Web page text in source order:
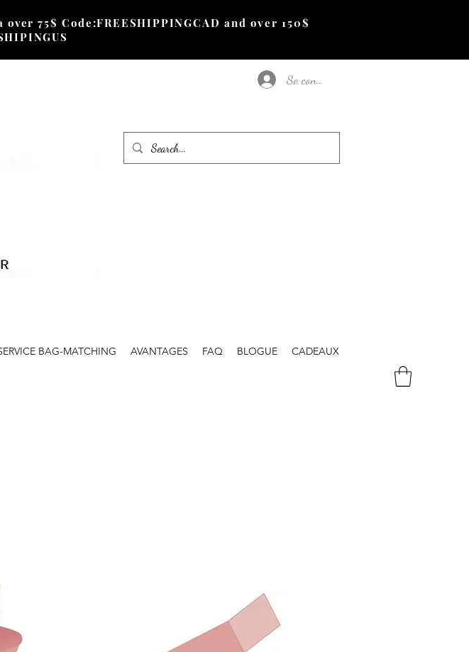
over 75$ Code:FREESHIPPINGCAD and over 150$
Se connecter
BAG-MATCHING AVANTAGES FAQ BLOGUE CADEAUX